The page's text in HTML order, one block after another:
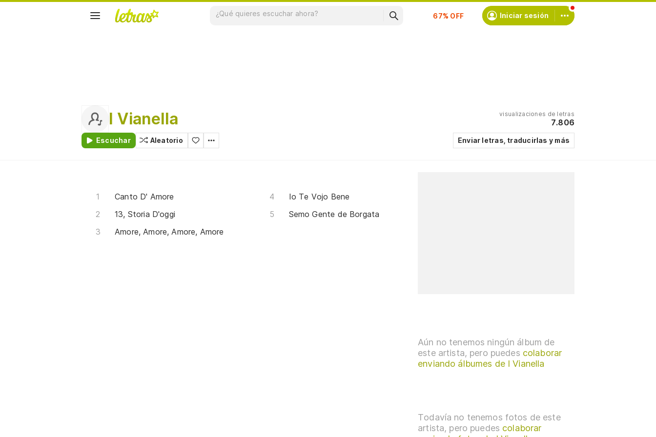
Suscríbete Iniciar sesión
I Vianella
Escuchar Aleatorio
visualizaciones de letras
7.806
Enviar letras, traducirlas y más
Canto D' Amore
13, Storia D'oggi
Amore, Amore, Amore, Amore
Io Te Vojo Bene
Semo Gente de Borgata
Aún no tenemos ningún álbum de
este artista, pero puedes colaborar
enviando álbumes de I Vianella
Todavía no tenemos fotos de este
artista, pero puedes colaborar